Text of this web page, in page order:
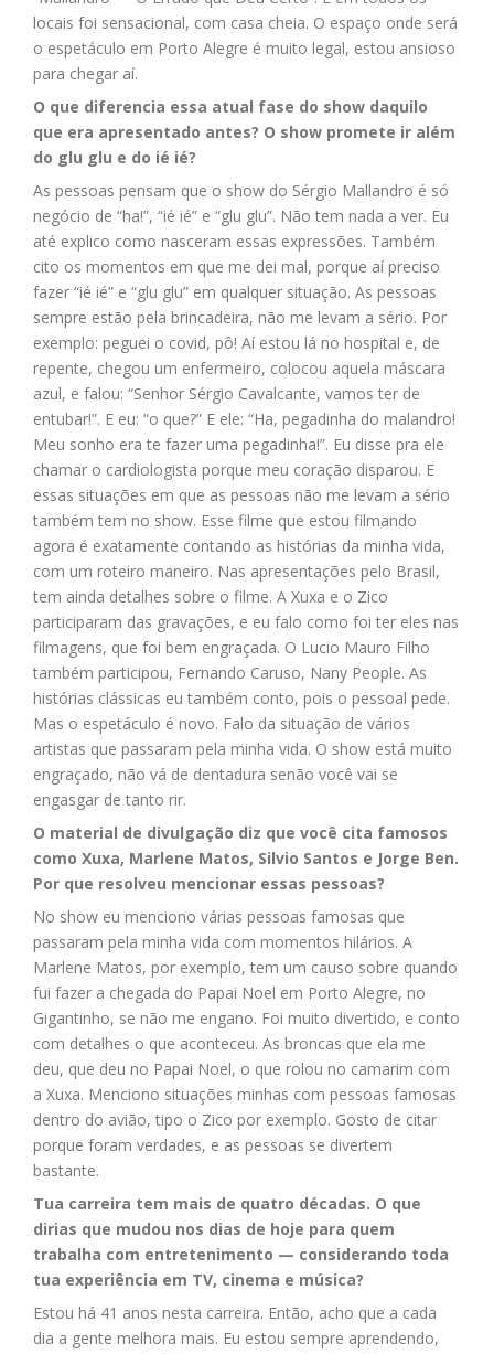
locais foi sensacional, com casa cheia. O espaço onde será
o espetáculo em Porto Alegre é muito legal, estou ansioso
para chegar aí.
O que diferencia essa atual fase do show daquilo
que era apresentado antes? O show promete ir além
do glu glu e do ié ié?
As pessoas pensam que o show do Sérgio Mallandro é só
negócio de “ha!”, “ié ié” e “glu glu”. Não tem nada a ver. Eu
até explico como nasceram essas expressões. Também
cito os momentos em que me dei mal, porque aí preciso
fazer “ié ié” e “glu glu” em qualquer situação. As pessoas
sempre estão pela brincadeira, não me levam a sério. Por
exemplo: peguei o covid, pô! Aí estou lá no hospital e, de
repente, chegou um enfermeiro, colocou aquela máscara
azul, e falou: “Senhor Sérgio Cavalcante, vamos ter de
entubar!”. E eu: “o que?” E ele: “Ha, pegadinha do malandro!
Meu sonho era te fazer uma pegadinha!”. Eu disse pra ele
chamar o cardiologista porque meu coração disparou. E
essas situações em que as pessoas não me levam a sério
também tem no show. Esse filme que estou filmando
agora é exatamente contando as histórias da minha vida,
com um roteiro maneiro. Nas apresentações pelo Brasil,
tem ainda detalhes sobre o filme. A Xuxa e o Zico
participaram das gravações, e eu falo como foi ter eles nas
filmagens, que foi bem engraçada. O Lucio Mauro Filho
também participou, Fernando Caruso, Nany People. As
histórias clássicas eu também conto, pois o pessoal pede.
Mas o espetáculo é novo. Falo da situação de vários
artistas que passaram pela minha vida. O show está muito
engraçado, não vá de dentadura senão você vai se
engasgar de tanto rir.
O material de divulgação diz que você cita famosos
como Xuxa, Marlene Matos, Silvio Santos e Jorge Ben.
Por que resolveu mencionar essas pessoas?
No show eu menciono várias pessoas famosas que
passaram pela minha vida com momentos hilários. A
Marlene Matos, por exemplo, tem um causo sobre quando
fui fazer a chegada do Papai Noel em Porto Alegre, no
Gigantinho, se não me engano. Foi muito divertido, e conto
com detalhes o que aconteceu. As broncas que ela me
deu, que deu no Papai Noel, o que rolou no camarim com
a Xuxa. Menciono situações minhas com pessoas famosas
dentro do avião, tipo o Zico por exemplo. Gosto de citar
porque foram verdades, e as pessoas se divertem
bastante.
Tua carreira tem mais de quatro décadas. O que
dirias que mudou nos dias de hoje para quem
trabalha com entretenimento — considerando toda
tua experiência em TV, cinema e música?
Estou há 41 anos nesta carreira. Então, acho que a cada
dia a gente melhora mais. Eu estou sempre aprendendo,